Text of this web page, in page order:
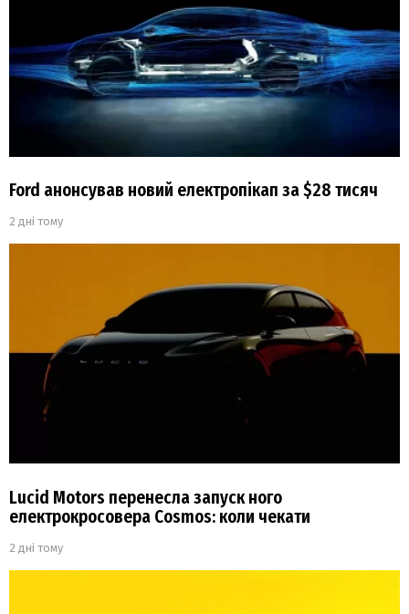
Ford анонсував новий електропікап за $28 тисяч
2 дні тому
Lucid Motors перенесла запуск ного
електрокросовера Cosmos: коли чекати
2 дні тому